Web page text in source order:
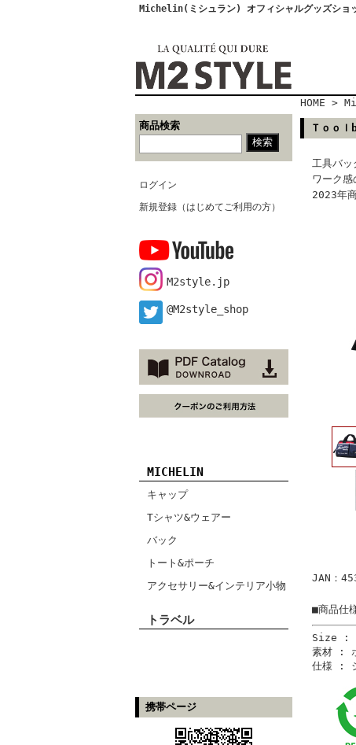
Michelin(ミシュラン) オフィシャルグッズショ
商品検索
ログイン
新規登録（はじめてご利用の方）
M2style.jp
@M2style_shop
MICHELIN
キャップ
Tシャツ&ウェアー
バック
トート&ポーチ
アクセサリー&インテリア小物
トラベル
携帯ページ
HOME >
Ｔｏｏｌ
工具バッ
ワーク感
2023年
JAN：
■商品仕
Size :
素材 :
仕様 :